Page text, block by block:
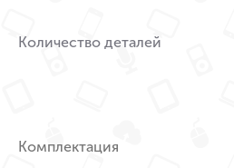
Количество деталей
Комплектация